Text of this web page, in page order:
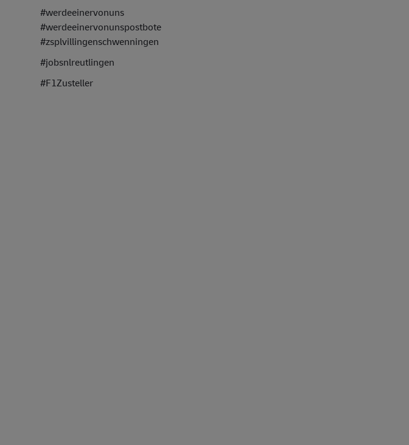
#werdeeinervonuns
#werdeeinervonunspostbote
#zsplvillingenschwenningen
#jobsnlreutlingen
#F1Zusteller